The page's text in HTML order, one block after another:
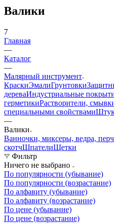
Валики
7
Главная
—
Каталог
—
Малярный инструмент
КраскиЭмалиГрунтовки
дереваИндустриальные
герметикиРастворители,
специальными свойствами
—
Валики
Ванночки, миксеры, ведра,
скотчШпателиЩетки
Фильтр
Ничего не выбрано
По популярности (убывание)
По популярности (возрастание)
По алфавиту (убывание)
По алфавиту (возрастание)
По цене (убывание)
По цене (возрастание)